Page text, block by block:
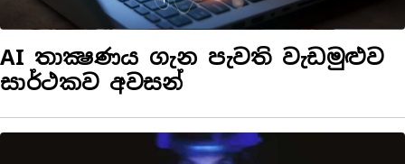
AI තාක්‍ෂණය ගැන පැවති වැඩමුළුව
සාර්ථකව අවසන්